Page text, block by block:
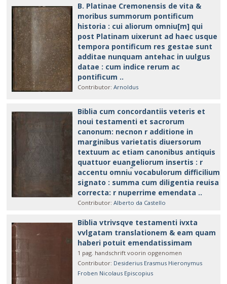
B. Platinae Cremonensis de vita &
moribus summorum pontificum
historia : cui aliorum omniu[m] qui
post Platinam uixerunt ad haec usque
tempora pontificum res gestae sunt
additae nunquam antehac in uulgus
datae : cum indice rerum ac
pontificum ..
Contributor: Arnoldus
Biblia cum concordantiis veteris et
noui testamenti et sacrorum
canonum: necnon r additione in
marginibus varietatis diuersorum
textuum ac etiam canonibus antiquis
quattuor euangeliorum insertis : r
accentu omniu︢ vocabulorum difficilium
signato : summa cum diligentia reuisa
correcta: r nuperrime emendata ..
Contributor: Alberto da Castello
Biblia vtrivsqve testamenti ivxta
vvlgatam translationem & eam quam
haberi potuit emendatissimam
1 pag. handschrift voorin opgenomen
Contributor: Desiderius Erasmus Hieronymus
Froben Nicolaus Episcopius